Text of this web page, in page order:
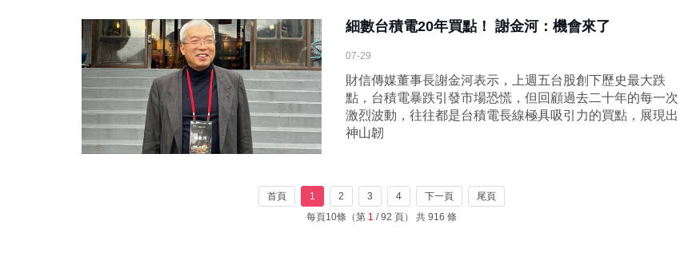
細數台積電20年買點！ 謝金河：機會來了
07-29
財信傳媒董事長謝金河表示，上週五台股創下歷史最大跌
點，台積電暴跌引發市場恐慌，但回顧過去二十年的每一次
激烈波動，往往都是台積電長線極具吸引力的買點，展現出
神山韌
首頁 1 2 3 4 下一頁
尾頁
每頁10條（第 1 / 92 頁） 共 916 條